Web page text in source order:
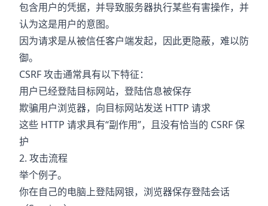
包含用户的凭据，并导致服务器执行某些有害操作，并
认为这是用户的意图。
因为请求是从被信任客户端发起，因此更隐蔽，难以防
御。
CSRF 攻击通常具有以下特征：
用户已经登陆目标网站，登陆信息被保存
欺骗用户浏览器，向目标网站发送 HTTP 请求
这些 HTTP 请求具有“副作用”，且没有恰当的 CSRF 保
护
2. 攻击流程
举个例子。
你在自己的电脑上登陆网银，浏览器保存登陆会话